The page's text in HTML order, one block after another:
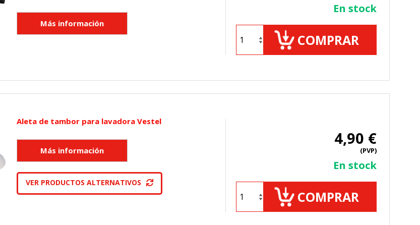
En stock
COMPRAR
Aleta de tambor para lavadora Vestel
VER PRODUCTOS ALTERNATIVOS
4,90 €
(PVP)
En stock
COMPRAR